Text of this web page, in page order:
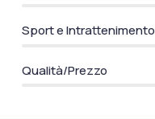
Sport e Intrattenimento
Qualità/Prezzo